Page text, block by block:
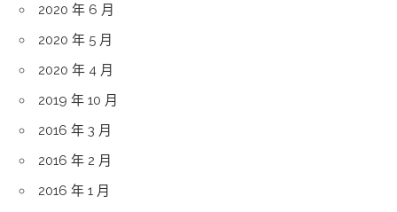
2020 年 6 月
2020 年 5 月
2020 年 4 月
2019 年 10 月
2016 年 3 月
2016 年 2 月
2016 年 1 月